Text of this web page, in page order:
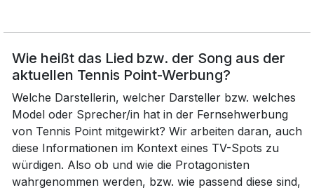
Wie heißt das Lied bzw. der Song aus der
aktuellen Tennis Point-Werbung?
Welche Darstellerin, welcher Darsteller bzw. welches
Model oder Sprecher/in hat in der Fernsehwerbung
von Tennis Point mitgewirkt? Wir arbeiten daran, auch
diese Informationen im Kontext eines TV-Spots zu
würdigen. Also ob und wie die Protagonisten
wahrgenommen werden, bzw. wie passend diese sind,